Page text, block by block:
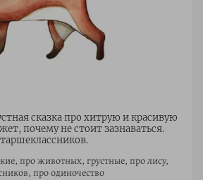
сказка про хитрую и красивую
почему не стоит зазнаваться.
про животных, грустные, про лису,
про одиночество